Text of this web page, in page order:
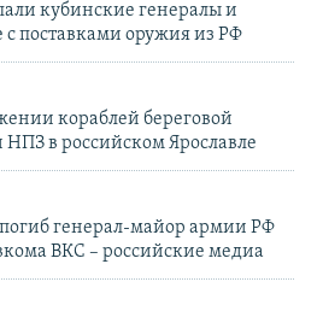
кубинские генералы и
поставками оружия из РФ
кораблей береговой
в российском Ярославле
генерал-майор армии РФ
ВКС – российские медиа